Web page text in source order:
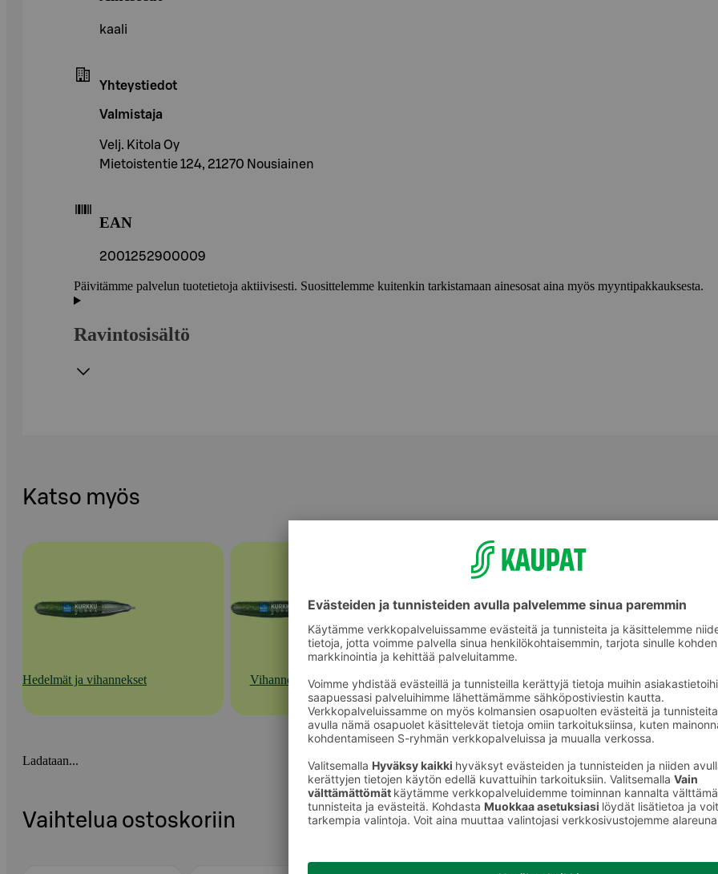
kaali
Yhteystiedot
Valmistaja
Velj. Kitola Oy
Mietoistentie 124, 21270 Nousiainen
EAN
2001252900009
Päivitämme palvelun tuotetietoja aktiivisesti. Suosittelemme kuitenkin tarkistamaan ainesosat aina myös myyntipakkauksesta.
Ravintosisältö
Katso myös
Hedelmät ja vihannekset Vihannekset Kaalit
Ladataan...
Vaihtelua ostoskoriin